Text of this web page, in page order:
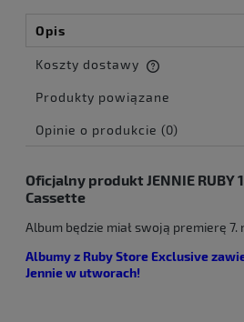
Opis
Koszty dostawy
Cena nie zawiera
Produkty powiązane
Opinie o produkcie (0)
Oficjalny produkt JENNIE RUBY
Cassette
Album będzie miał swoją premierę 7.
Albumy z Ruby Store Exclusive
Jennie w utworach!